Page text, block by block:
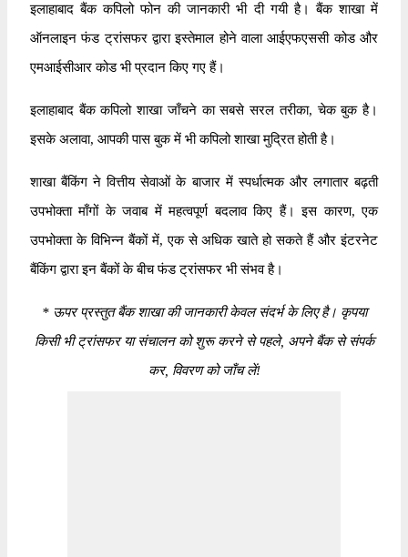
इलाहाबाद बैंक कपिलो फोन की जानकारी भी दी गयी है। बैंक शाखा में
ऑनलाइन फंड ट्रांसफर द्वारा इस्तेमाल होने वाला आईएफएससी कोड और
एमआईसीआर कोड भी प्रदान किए गए हैं।
इलाहाबाद बैंक कपिलो शाखा जाँचने का सबसे सरल तरीका, चेक बुक है।
इसके अलावा, आपकी पास बुक में भी कपिलो शाखा मुद्रित होती है।
शाखा बैंकिंग ने वित्तीय सेवाओं के बाजार में स्पर्धात्मक और लगातार बढ़ती
उपभोक्ता माँगों के जवाब में महत्वपूर्ण बदलाव किए हैं। इस कारण, एक
उपभोक्ता के विभिन्न बैंकों में, एक से अधिक खाते हो सकते हैं और इंटरनेट
बैंकिंग द्वारा इन बैंकों के बीच फंड ट्रांसफर भी संभव है।
*ऊपर प्रस्तुत बैंक शाखा की जानकारी केवल संदर्भ के लिए है। कृपया
किसी भी ट्रांसफर या संचालन को शुरू करने से पहले, अपने बैंक से संपर्क
कर, विवरण को जाँच लें!